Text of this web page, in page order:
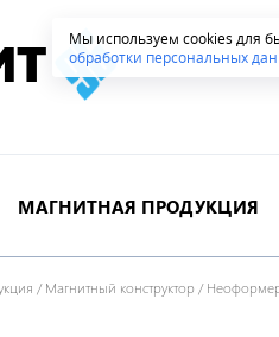
Мы используем cookies для
обработки персональных
МАГНИТНАЯ ПРОДУКЦИЯ
/Магнитный конструктор /